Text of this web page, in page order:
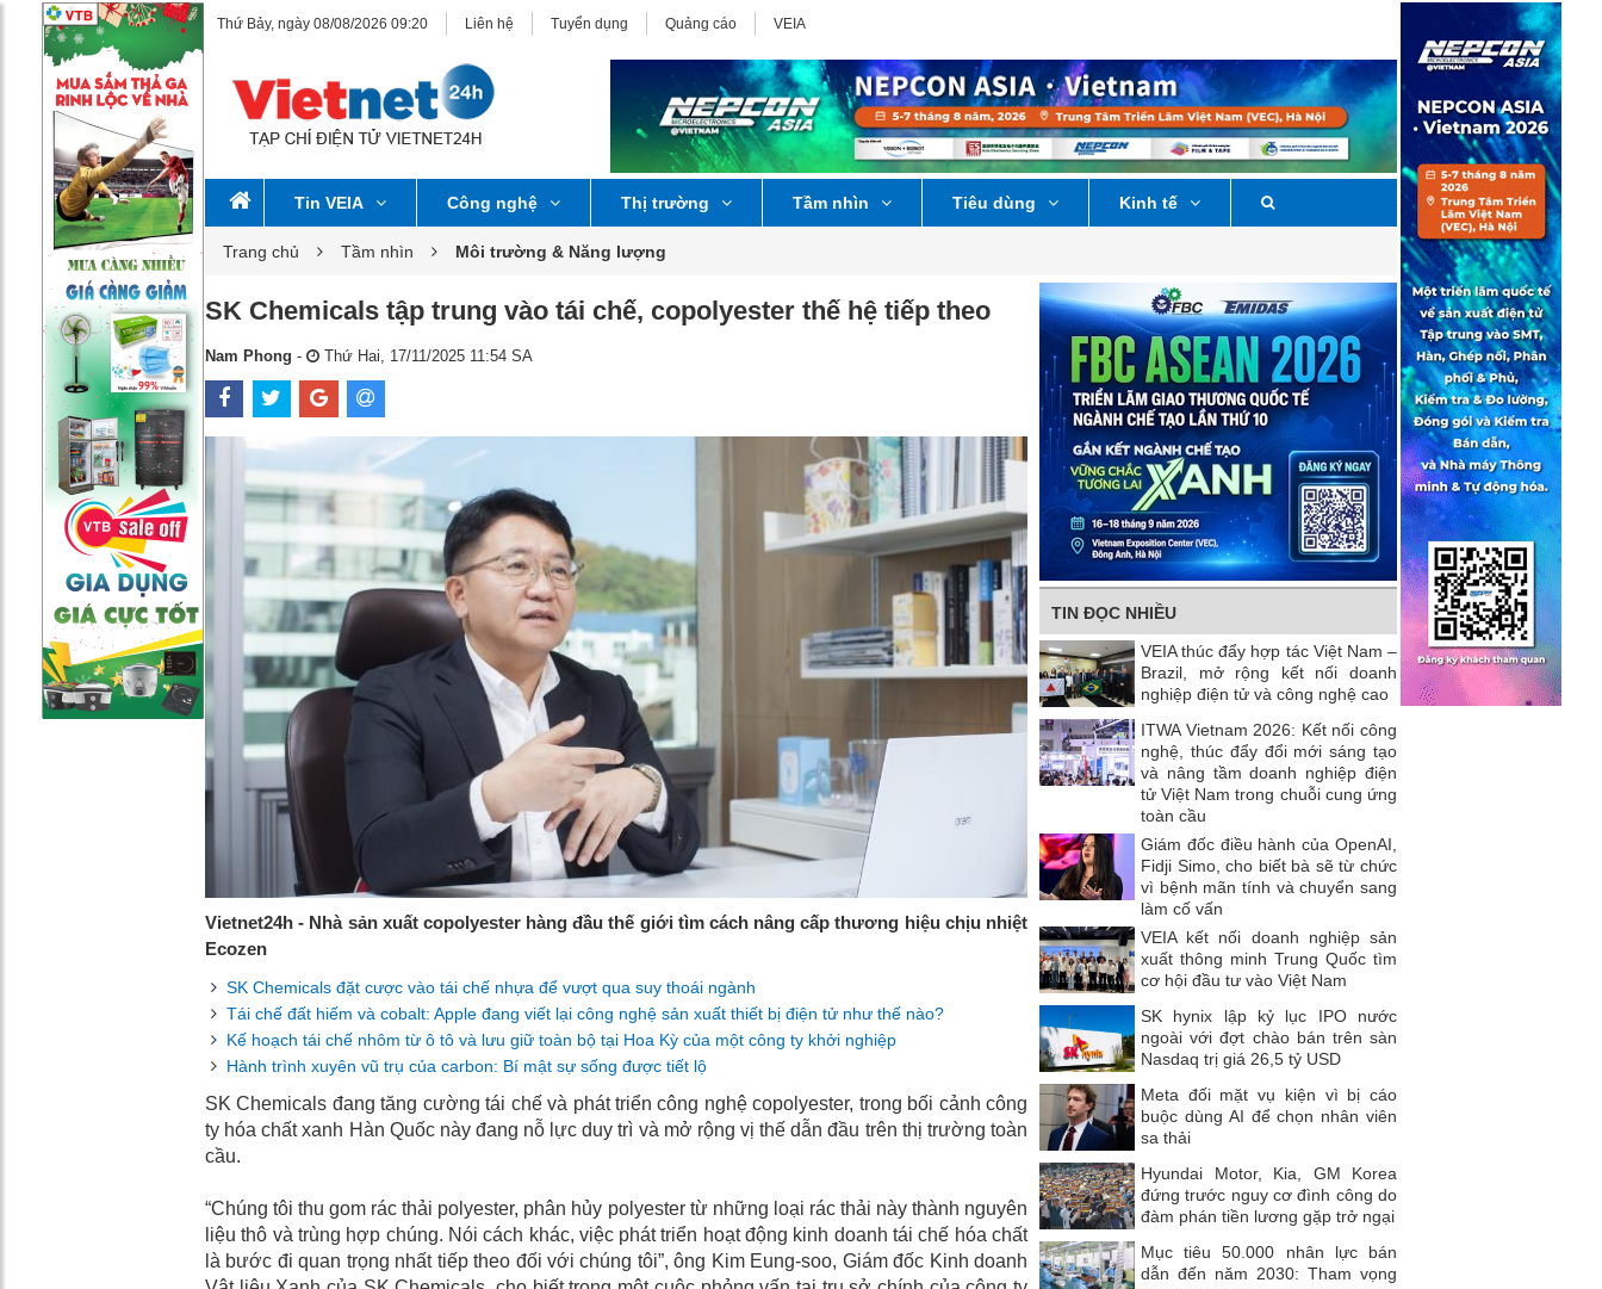
Thứ Bảy, ngày 08/08/2026 09:20 Liên hệ Tuyển dụng Quảng cáo VEIA
Tin VEIA Công nghệ Thị trường Tầm nhìn Tiêu dùng Kinh tế
Trang chủ Tầm nhìn Môi trường & Năng lượng
SK Chemicals tập trung vào tái chế, copolyester thế hệ tiếp theo
Nam Phong - Thứ Hai, 17/11/2025 11:54 SA
Vietnet24h - Nhà sản xuất copolyester hàng đầu thế giới tìm cách nâng cấp thương hiệu chịu nhiệt
Ecozen
SK Chemicals đặt cược vào tái chế nhựa để vượt qua suy thoái ngành
Tái chế đất hiếm và cobalt: Apple đang viết lại công nghệ sản xuất thiết bị điện tử như thế nào?
Kế hoạch tái chế nhôm từ ô tô và lưu giữ toàn bộ tại Hoa Kỳ của một công ty khởi nghiệp
Hành trình xuyên vũ trụ của carbon: Bí mật sự sống được tiết lộ
SK Chemicals đang tăng cường tái chế và phát triển công nghệ copolyester, trong bối cảnh công
ty hóa chất xanh Hàn Quốc này đang nỗ lực duy trì và mở rộng vị thế dẫn đầu trên thị trường toàn
cầu.
“Chúng tôi thu gom rác thải polyester, phân hủy polyester từ những loại rác thải này thành nguyên
liệu thô và trùng hợp chúng. Nói cách khác, việc phát triển hoạt động kinh doanh tái chế hóa chất
là bước đi quan trọng nhất tiếp theo đối với chúng tôi”, ông Kim Eung-soo, Giám đốc Kinh doanh
TIN ĐỌC NHIỀU
VEIA thúc đẩy hợp tác Việt Nam –
Brazil, mở rộng kết nối doanh
nghiệp điện tử và công nghệ cao
ITWA Vietnam 2026: Kết nối công
nghệ, thúc đẩy đổi mới sáng tạo
và nâng tầm doanh nghiệp điện
tử Việt Nam trong chuỗi cung ứng
toàn cầu
Giám đốc điều hành của OpenAI,
Fidji Simo, cho biết bà sẽ từ chức
vì bệnh mãn tính và chuyển sang
làm cố vấn
VEIA kết nối doanh nghiệp sản
xuất thông minh Trung Quốc tìm
cơ hội đầu tư vào Việt Nam
SK hynix lập kỷ lục IPO nước
ngoài với đợt chào bán trên sàn
Nasdaq trị giá 26,5 tỷ USD
Meta đối mặt vụ kiện vì bị cáo
buộc dùng AI để chọn nhân viên
sa thải
Hyundai Motor, Kia, GM Korea
đứng trước nguy cơ đình công do
đàm phán tiền lương gặp trở ngại
Mục tiêu 50.000 nhân lực bán
dẫn đến năm 2030: Tham vọng